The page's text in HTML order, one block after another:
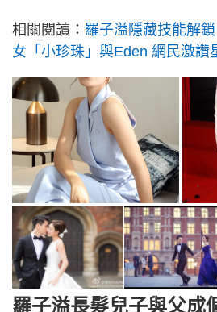
相關閱讀： 羅子溢隱藏技能解
女「小珍珠」與Eden 網民激讚
羅子溢長髮兒子與父成